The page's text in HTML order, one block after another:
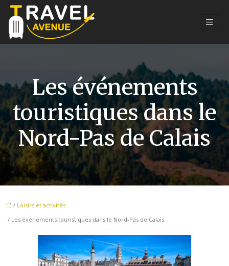
Les événements
touristiques dans le
Nord-Pas de Calais
/ Loisirs et activités
/ Les événements touristiques dans le Nord-Pas de Calais